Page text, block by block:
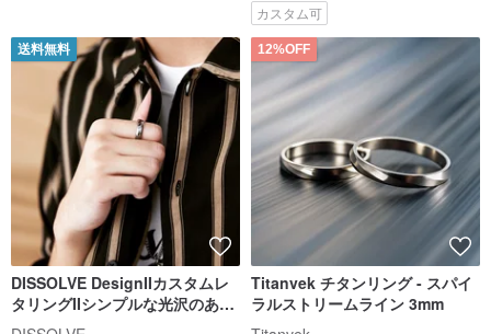
カスタム可
送料無料
DISSOLVE DesignIIカスタムレ
タリングIIシンプルな光沢のある
カップルタングステンスチール
12%OFF
Titanvek チタンリング - スパイ
ラルストリームライン 3mm